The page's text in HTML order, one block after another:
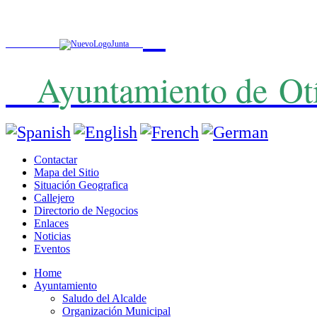
Ayuntamiento de
Contactar
Mapa del Sitio
Situación Geografica
Callejero
Directorio de Negocios
Enlaces
Noticias
Eventos
Home
Ayuntamiento
Saludo del Alcalde
Organización Municipal